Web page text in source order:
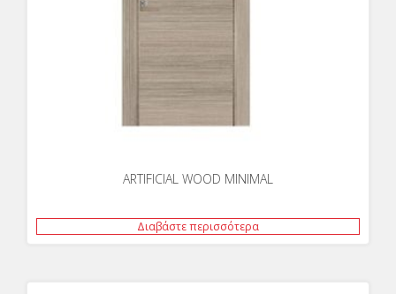
ARTIFICIAL WOOD MINIMAL
Διαβάστε περισσότερα